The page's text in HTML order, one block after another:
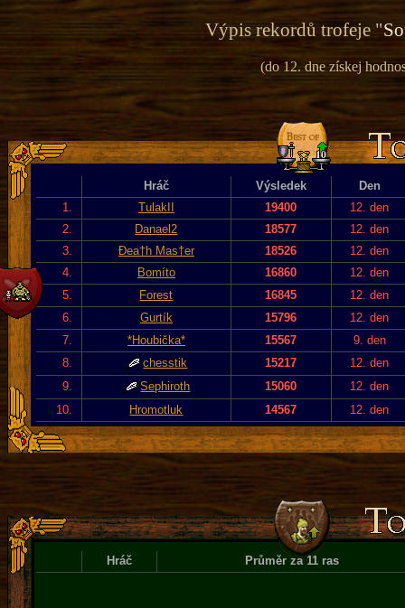
Výpis rekordů trofeje "
(do 12. dne získej
Hráč Výsledek
Den
1.
TulakII 19400
12. den
2.
Danael2 18577
12. den
3.
Đea†h Mas†er 18526
12. den
4.
Bomíto 16860
12. den
5.
Forest 16845
12. den
6.
Gurtík 15796
12. den
7.
*Houbička* 15567
9. den
8.
chesstik 15217
12. den
9.
Sephiroth 15060
12. den
10.
Hromotluk 14567 12. den
Hráč Průměr za 11 ras